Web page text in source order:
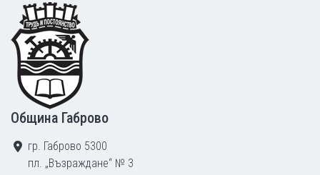
Footer
Община Габрово
гр. Габрово 5300
пл. „Възраждане“ № 3